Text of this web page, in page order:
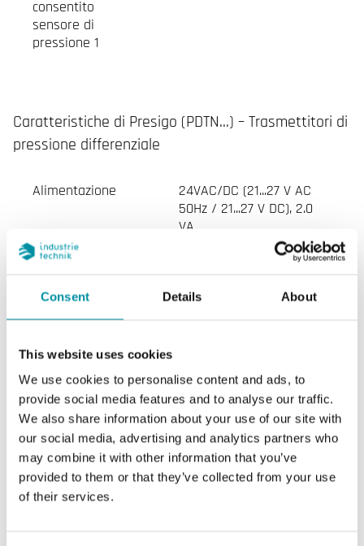
Consent Details About
This website uses cookies
We use cookies to personalise content and ads, to
provide social media features and to analyse our traffic.
We also share information about your use of our site with
our social media, advertising and analytics partners who
may combine it with other information that you’ve
provided to them or that they’ve collected from your use
of their services.
consentito
sensore di
pressione 1
Caratteristiche di Presigo (PDTN…) – Trasmettitori di
pressione differenziale
Alimentazione
24VAC/DC (21...27 V AC
50Hz / 21...27 V DC), 2.0
VA
protezione
(senza condensa)
Temperatura
ambiente
-25…50 °C
Montaggio Parete
Dimensioni